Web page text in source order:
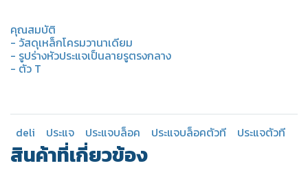
คุณสมบัติ
- วัสดุเหล็กโครมวานาเดียม
- รูปร่างหัวประแจเป็นลายรูตรงกลาง
- ตัว T
deli ประแจ ประแจบล็อค ประแจบล็อคตัวที ประแจตัวที
สินค้าที่เกี่ยวข้อง